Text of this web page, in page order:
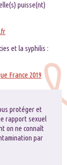
puisse(nt)
et la syphilis :
France 2019
protéger et
rapport sexuel
on ne connaît
par